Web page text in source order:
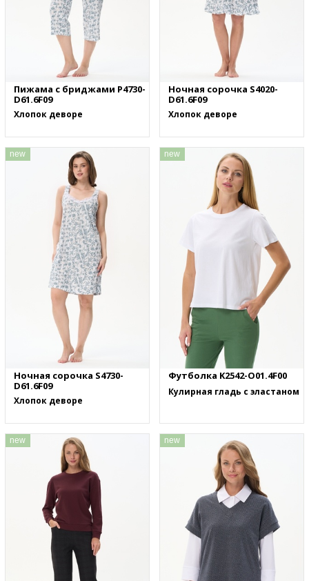
Пижама с бриджами P4730-
D61.6F09
Хлопок деворе
Ночная сорочка S4020-
D61.6F09
Хлопок деворе
new
Ночная сорочка S4730-
D61.6F09
Хлопок деворе
new
Футболка K2542-O01.4F00
Кулирная гладь с эластаном
new new